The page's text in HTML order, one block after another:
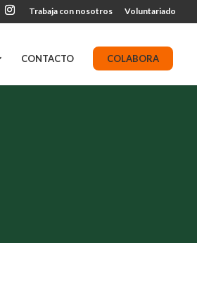
Trabaja con nosotros Voluntariado
CONTACTO COLABORA